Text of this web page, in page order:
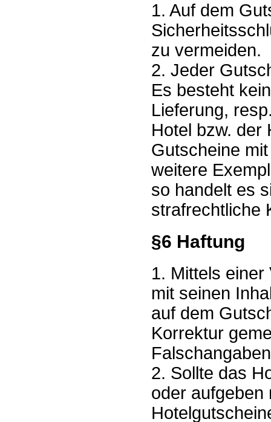
1. Auf dem
zu vermeiden.
2. Jeder
Es besteht
Lieferung,
Hotel bzw. der
Gutscheine
weitere
so handelt es
strafrechtliche
§6 Haftung
1. Mittels
mit seinen
auf dem
Korrektur
2. Sollte das
oder aufgeben